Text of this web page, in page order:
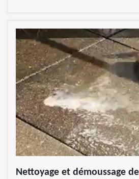
Nettoyage et démoussage